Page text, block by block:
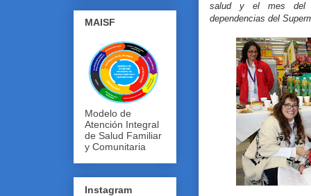
salud y el mes del
dependencias del
MAISF
Modelo de
Atención Integral
de Salud Familiar
y Comunitaria
Instagram